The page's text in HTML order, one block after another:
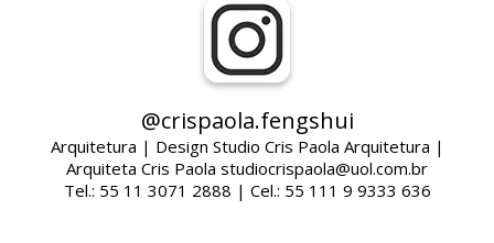
@crispaola.fengshui
Arquitetura | Design Studio Cris Paola Arquitetura |
Arquiteta Cris Paola studiocrispaola@uol.com.br
Tel.: 55 11 3071 2888 | Cel.: 55 111 9 9333 636